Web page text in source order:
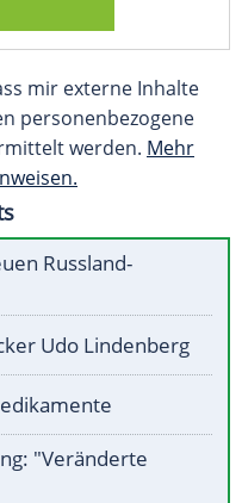
mir externe Inhalte
personenbezogene
werden. Mehr
Russland-
Udo Lindenberg
"Veränderte